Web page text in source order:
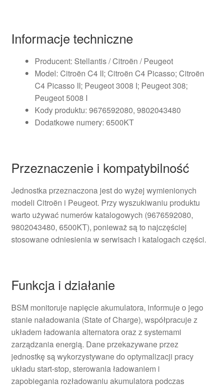
Informacje techniczne
Producent: Stellantis / Citroën / Peugeot
Model: Citroën C4 II; Citroën C4 Picasso; Citroën
C4 Picasso II; Peugeot 3008 I; Peugeot 308;
Peugeot 5008 I
Kody produktu: 9676592080, 9802043480
Dodatkowe numery: 6500KT
Przeznaczenie i kompatybilność
Jednostka przeznaczona jest do wyżej wymienionych
modeli Citroën i Peugeot. Przy wyszukiwaniu produktu
warto używać numerów katalogowych (9676592080,
9802043480, 6500KT), ponieważ są to najczęściej
stosowane odniesienia w serwisach i katalogach części.
Funkcja i działanie
BSM monitoruje napięcie akumulatora, informuje o jego
stanie naładowania (State of Charge), współpracuje z
układem ładowania alternatora oraz z systemami
zarządzania energią. Dane przekazywane przez
jednostkę są wykorzystywane do optymalizacji pracy
układu start‑stop, sterowania ładowaniem i
zapobiegania rozładowaniu akumulatora podczas